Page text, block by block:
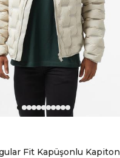
Fit Kapüşonlu